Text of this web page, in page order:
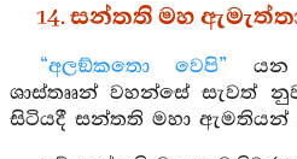
14. සන්තති මහ
“අලඞ්කතො වෙපි” යන
ශාස්තෲන් වහන්සේ සැවත්
සිටියදී සන්තති මහා ඇමතියන්